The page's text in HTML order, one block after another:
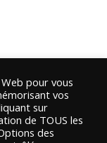
pour vous
vos
sur
de TOUS les
des